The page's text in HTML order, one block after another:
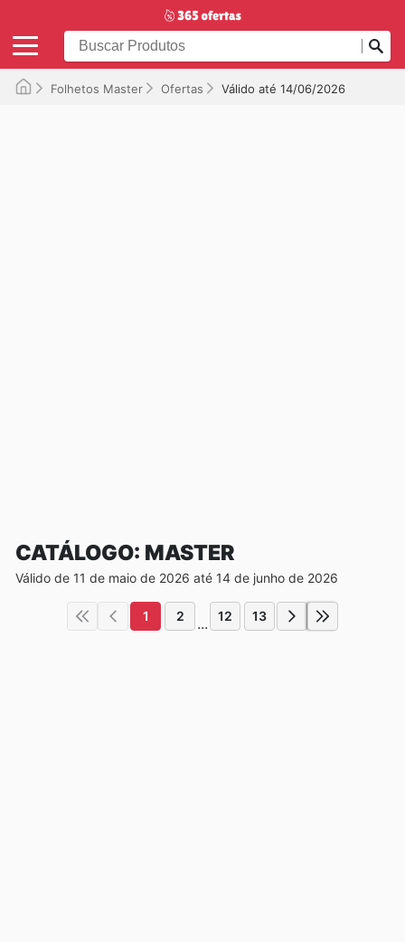
Folhetos Master Ofertas Válido até 14/06/2026
CATÁLOGO: MASTER
Válido de 11 de maio de 2026 até 14 de junho de 2026
1 2 ... 12 13